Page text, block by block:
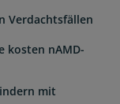
Verdachtsfällen
kosten nAMD-
mit